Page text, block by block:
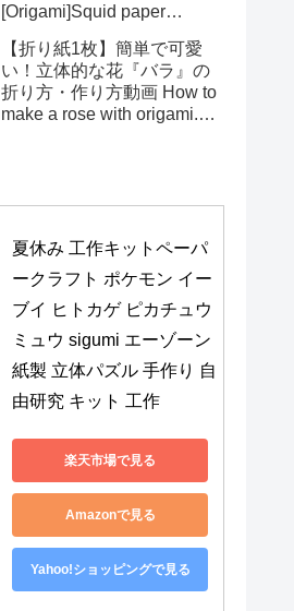
[Origami]Squid paper
【折り紙1枚】簡単で可愛
い！立体的な花『バラ』の
折り方・作り方動画 How to
make a rose with origami.It's
夏休み 工作キットペーパ
ークラフト ポケモン イー
ブイ ヒトカゲ ピカチュウ
ミュウ sigumi エーゾーン
紙製 立体パズル 手作り 自
由研究 キット 工作
楽天市場で見る
Amazonで見る
Yahoo!ショッピングで見る